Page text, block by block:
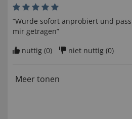
“Wurde sofort anprobiert und
mir getragen”
nuttig (0) niet nuttig (0)
Meer tonen